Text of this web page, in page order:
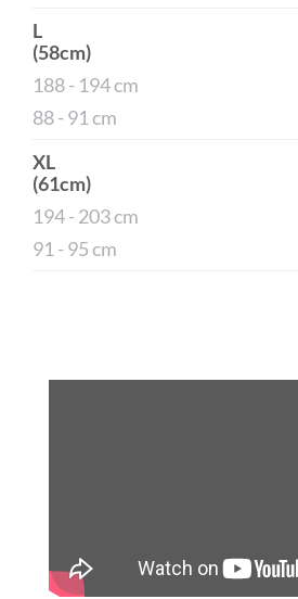
L
(58cm)
188 - 194 cm
88 - 91 cm
XL
(61cm)
194 - 203 cm
91 - 95 cm